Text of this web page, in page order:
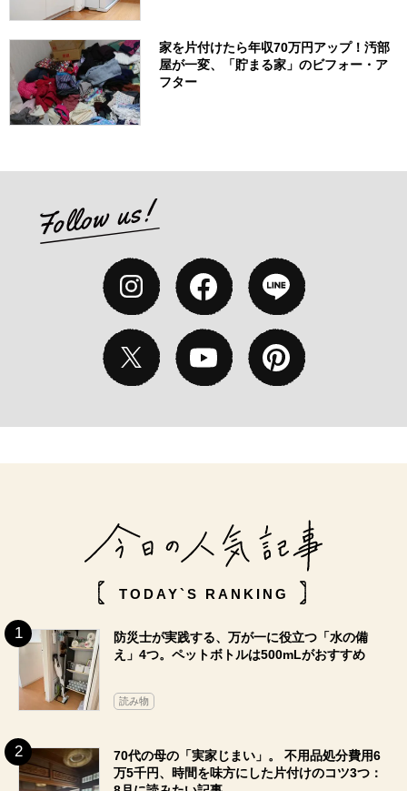
家を片付けたら年収70万円アップ！汚部
屋が一変、「貯まる家」のビフォー・ア
フター
TODAY`S RANKING
防災士が実践する、万が一に役立つ「水の備
え」4つ。ペットボトルは500mLがおすすめ
読み物
70代の母の「実家じまい」。 不用品処分費用6
万5千円、時間を味方にした片付けのコツ3つ：